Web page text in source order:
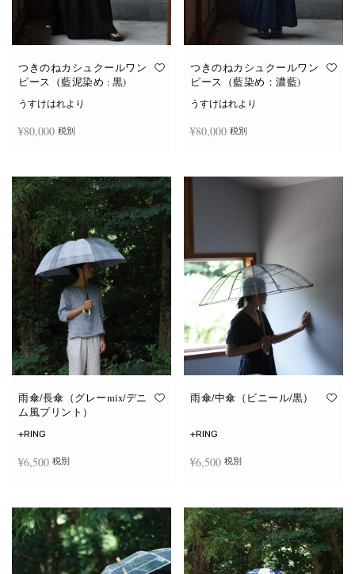
つきのねカシュクールワン
ピース（藍泥染め : 黒)
うすけはれより
¥80,000 税別
つきのねカシュクールワン
ピース（藍染め：濃藍)
うすけはれより
¥80,000 税別
雨傘/長傘（グレーmix/デニ
ム風プリント）
+RING
¥6,500 税別
雨傘/中傘（ビニール/黒）
+RING
¥6,500 税別